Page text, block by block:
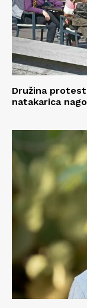
Družina
natakarica